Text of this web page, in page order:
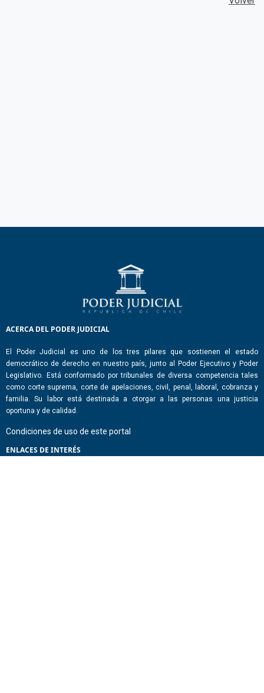
ACERCA DEL PODER JUDICIAL
El Poder Judicial es uno de los tres pilares que sostienen el estado
democrático de derecho en nuestro país, junto al Poder Ejecutivo y Poder
Legislativo. Está conformado por tribunales de diversa competencia tales
como corte suprema, corte de apelaciones, civil, penal, laboral, cobranza y
familia. Su labor está destinada a otorgar a las personas una justicia
oportuna y de calidad.
Condiciones de uso de este portal
ENLACES DE INTERÉS